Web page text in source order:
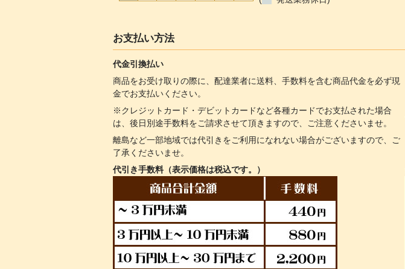
お支払い方法
代金引換払い
商品をお受け取りの際に、配達業者に送料、手数料を含む商品代金を必ず現
金でお支払いください。
※クレジットカード・デビットカードなど各種カードでお支払された場合
は、後日別途手数料をご請求させて頂きますので、ご注意くださいませ。
離島など一部地域では代引きをご利用になれない場合がございますので、ご
了承くださいませ。
代引き手数料（表示価格は税込です。）